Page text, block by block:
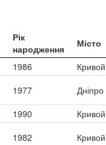
Рік
народження
Місто
1986
1977
Дніпро
1990
1982